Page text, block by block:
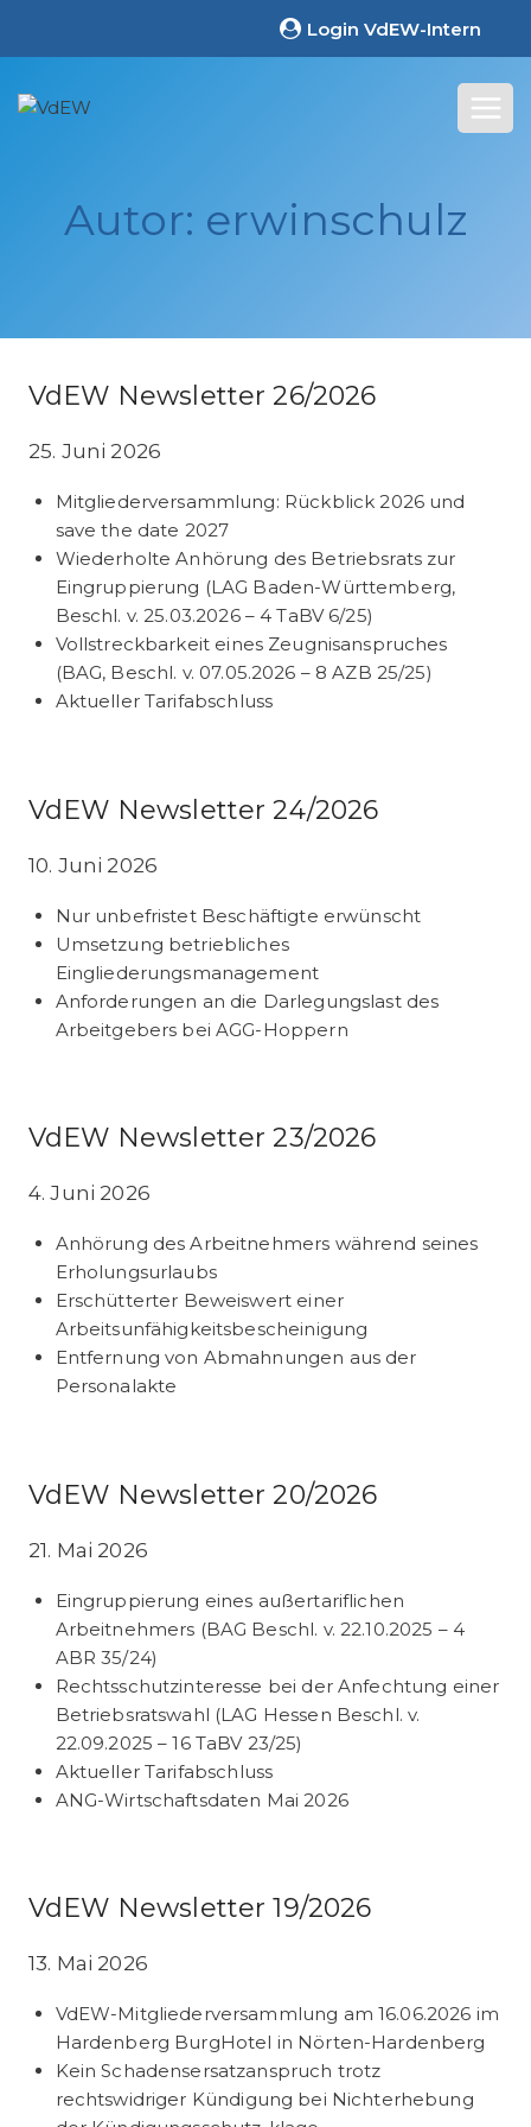
Login VdEW-Intern
Autor: erwinschulz
VdEW Newsletter 26/2026
25. Juni 2026
Mitgliederversammlung: Rückblick 2026 und
save the date 2027
Wiederholte Anhörung des Betriebsrats zur
Eingruppierung (LAG Baden-Württemberg,
Beschl. v. 25.03.2026 – 4 TaBV 6/25)
Vollstreckbarkeit eines Zeugnisanspruches
(BAG, Beschl. v. 07.05.2026 – 8 AZB 25/25)
Aktueller Tarifabschluss
VdEW Newsletter 24/2026
10. Juni 2026
Nur unbefristet Beschäftigte erwünscht
Umsetzung betriebliches
Eingliederungsmanagement
Anforderungen an die Darlegungslast des
Arbeitgebers bei AGG-Hoppern
VdEW Newsletter 23/2026
4. Juni 2026
Anhörung des Arbeitnehmers während seines
Erholungsurlaubs
Erschütterter Beweiswert einer
Arbeitsunfähigkeitsbescheinigung
Entfernung von Abmahnungen aus der
Personalakte
VdEW Newsletter 20/2026
21. Mai 2026
Eingruppierung eines außertariflichen
Arbeitnehmers (BAG Beschl. v. 22.10.2025 – 4
ABR 35/24)
Rechtsschutzinteresse bei der Anfechtung einer
Betriebsratswahl (LAG Hessen Beschl. v.
22.09.2025 – 16 TaBV 23/25)
Aktueller Tarifabschluss
ANG-Wirtschaftsdaten Mai 2026
VdEW Newsletter 19/2026
13. Mai 2026
VdEW-Mitgliederversammlung am 16.06.2026 im
Hardenberg BurgHotel in Nörten-Hardenberg
Kein Schadensersatzanspruch trotz
rechtswidriger Kündigung bei Nichterhebung